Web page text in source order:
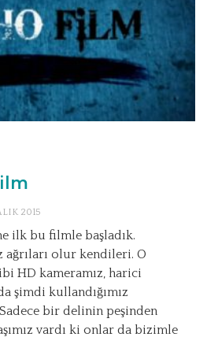
2015
ilk bu filmle başladık.
ağrıları olur kendileri. O
HD kameramız, harici
şimdi kullandığımız
bir delinin peşinden
vardı ki onlar da bizimle